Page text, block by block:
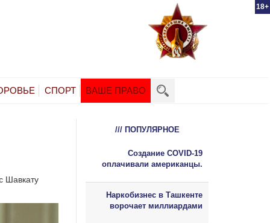
18+
СПОРТ ВАШЕ ПРАВО
Шавкату
/// ПОПУЛЯРНОЕ
Создание COVID-19
оплачивали американцы.
Наркобизнес в Ташкенте
ворочает миллиардами